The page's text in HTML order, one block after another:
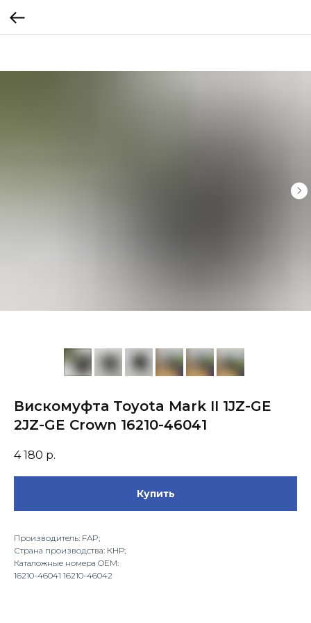
Вискомуфта Toyota Mark II 1JZ-GE
2JZ-GE Crown 16210-46041
4 180 р.
Купить
Производитель: FAP;
Страна производства: КНР;
Каталожные номера OEM:
16210-46041 16210-46042